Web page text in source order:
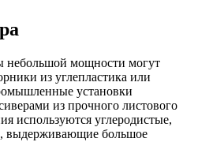
небольшой мощности могут
из углепластика или
установки
из прочного листового
используются углеродистые,
выдерживающие большое